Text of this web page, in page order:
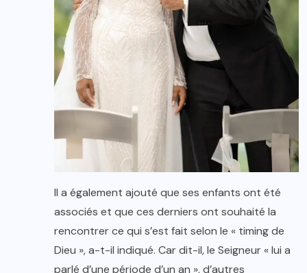
Il a également ajouté que ses enfants ont été
associés et que ces derniers ont souhaité la
rencontrer ce qui s’est fait selon le « timing de
Dieu », a-t-il indiqué. Car dit-il, le Seigneur « lui a
parlé d’une période d’un an », d’autres